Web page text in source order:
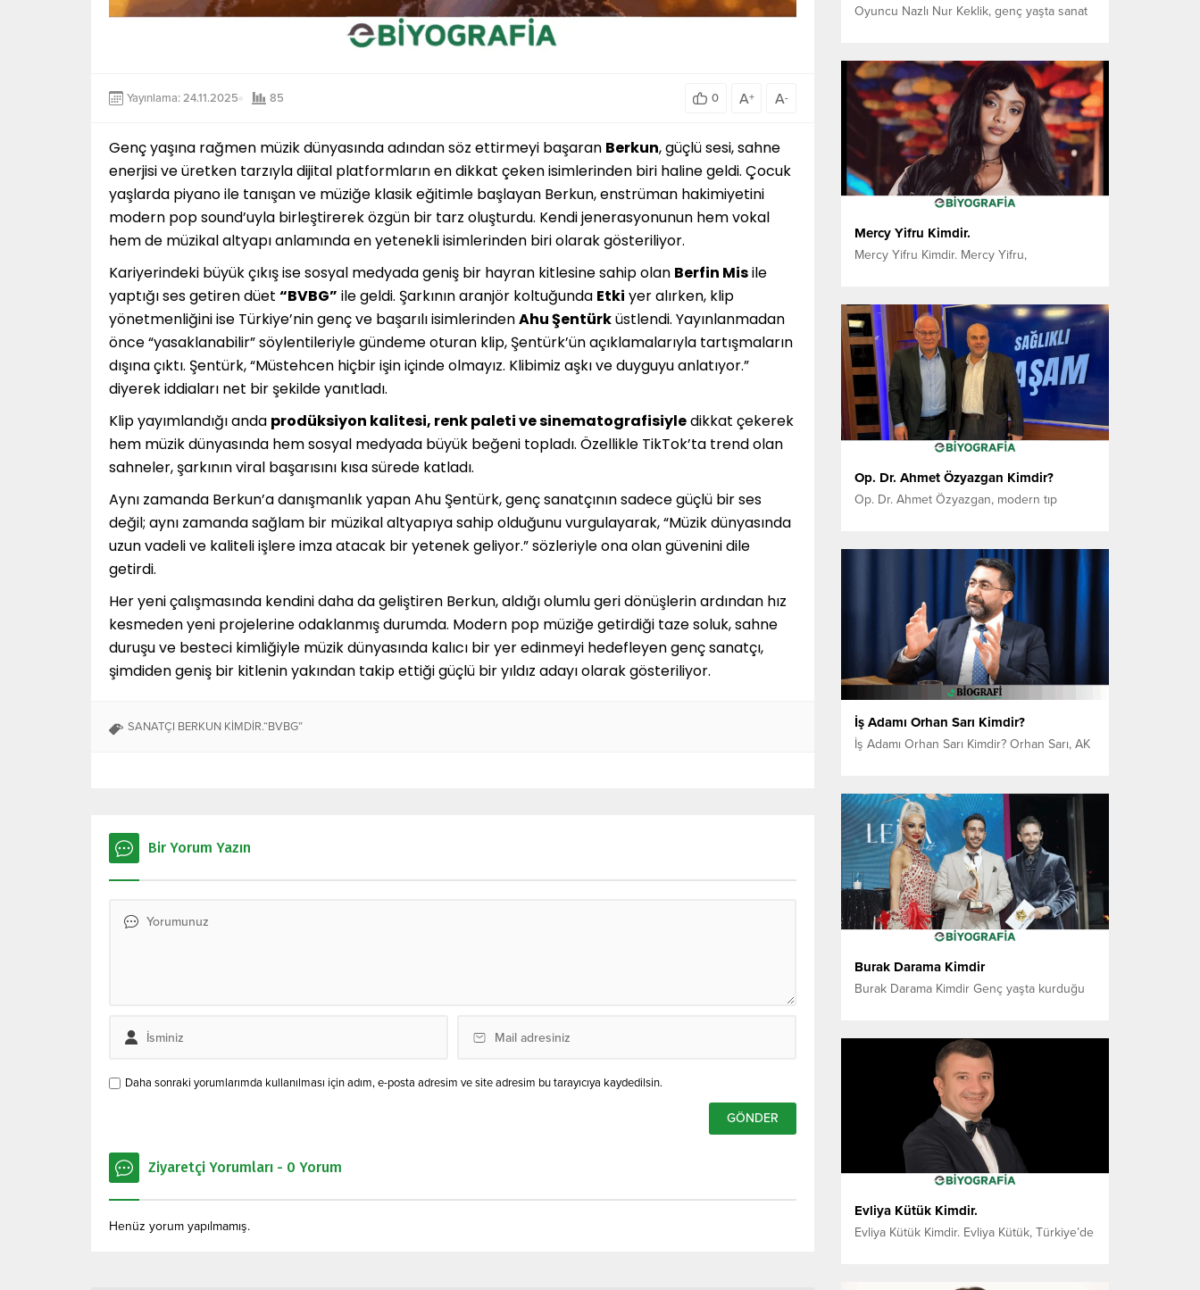
Yayınlama: 24.11.2025 85 0 A+ A-
Genç yaşına rağmen müzik dünyasında adından söz ettirmeyi başaran Berkun, güçlü sesi, sahne
enerjisi ve üretken tarzıyla dijital platformların en dikkat çeken isimlerinden biri haline geldi. Çocuk
yaşlarda piyano ile tanışan ve müziğe klasik eğitimle başlayan Berkun, enstrüman hakimiyetini
modern pop sound’uyla birleştirerek özgün bir tarz oluşturdu. Kendi jenerasyonunun hem vokal
hem de müzikal altyapı anlamında en yetenekli isimlerinden biri olarak gösteriliyor.
Kariyerindeki büyük çıkış ise sosyal medyada geniş bir hayran kitlesine sahip olan Berfin Misile
yaptığı ses getiren düet “BVBG” ile geldi. Şarkının aranjör koltuğunda Etki yer alırken, klip
yönetmenliğini ise Türkiye’nin genç ve başarılı isimlerindenAhu Şentürküstlendi. Yayınlanmadan
önce “yasaklanabilir” söylentileriyle gündeme oturan klip, Şentürk’ün açıklamalarıyla tartışmaların
dışına çıktı. Şentürk, “Müstehcen hiçbir işin içinde olmayız. Klibimiz aşkı ve duyguyu anlatıyor.”
diyerek iddiaları net bir şekilde yanıtladı.
Klip yayımlandığı anda prodüksiyon kalitesi, renk paleti ve sinematografisiyledikkat çekerek
hem müzik dünyasında hem sosyal medyada büyük beğeni topladı. Özellikle TikTok’ta trend olan
sahneler, şarkının viral başarısını kısa sürede katladı.
Aynı zamanda Berkun’a danışmanlık yapan Ahu Şentürk, genç sanatçının sadece güçlü bir ses
değil; aynı zamanda sağlam bir müzikal altyapıya sahip olduğunu vurgulayarak, “Müzik dünyasında
uzun vadeli ve kaliteli işlere imza atacak bir yetenek geliyor.” sözleriyle ona olan güvenini dile
getirdi.
Her yeni çalışmasında kendini daha da geliştiren Berkun, aldığı olumlu geri dönüşlerin ardından hız
kesmeden yeni projelerine odaklanmış durumda. Modern pop müziğe getirdiği taze soluk, sahne
duruşu ve besteci kimliğiyle müzik dünyasında kalıcı bir yer edinmeyi hedefleyen genç sanatçı,
şimdiden geniş bir kitlenin yakından takip ettiği güçlü bir yıldız adayı olarak gösteriliyor.
SANATÇI BERKUN KİMDİR.“BVBG”
Bir Yorum Yazın
Daha sonraki yorumlarımda kullanılması için adım, e-posta adresim ve site adresim bu tarayıcıya kaydedilsin.
Ziyaretçi Yorumları - 0 Yorum
Henüz yorum yapılmamış.
Oyuncu Nazlı Nur Keklik, genç yaşta sanat
olan ilgisiyle de öne çıkan çok yönlü bir
sanatçıdır. Ekran projelerindeki
çalışmalarıyla dikkat çeken Keklik, aynı
zamanda akademik eğitimini de oyunculuk
kariyeriyle birlikte sürdürerek halkla ilişkiler
ve reklamcılık alanında lisans eğitimini
tamamlamıştır....
Mercy Yifru Kimdir.
Mercy Yifru Kimdir. Mercy Yifru,
müzik dünyasına taze ve güçlü bir giriş
yapan yetenekli bir sanatçıdır. Gazi
Üniversitesi Uluslararası İlişkiler
bölümünden mezun olması, onun sanatsal
vizyonuna uluslararası bir boyut katmıştır.
Sanatsal Kimlik: Yifru’nun müziği, Etiyopya
ritimlerinin sıcaklığını modern müzik
elementleriyle harmanlayarak dinleyicilere...
Op. Dr. Ahmet Özyazgan Kimdir?
Op. Dr. Ahmet Özyazgan, modern tıp
kök hücre tedavileri başta olmak üzere
rejeneratif tıp alanındaki bilimsel
yaklaşımlarıyla dikkat çekmektedir. Tıp
eğitimini tamamladıktan sonra uzmanlık
alanında çalışmalarını sürdüren Op. Dr.
Ahmet Özyazgan, mesleki kariyeri boyunca
hasta odaklı yaklaşımı ve bilimsel verileri...
İş Adamı Orhan Sarı Kimdir?
İş Adamı Orhan Sarı Kimdir? Orhan Sarı, AK
ve yöneticidir. Türkiye genelinde bilgi
sistemleri altyapısının kurulmasında aktif
görev almış ve partinin teknolojik
dönüşümüne önemli katkılar sağlamıştır.
Parti İçindeki Rolü Sarı, partide güvenilen
ve saygı duyulan bir figürdür. Geçmişte...
Burak Darama Kimdir
Burak Darama Kimdir Genç yaşta kurduğu
bugün Darama Grup çatısı altında
uluslararası ölçekte dijital çözümler üretiyor.
Erken Dönem ve Eğitim Hayatı 15 Mart 2001
tarihinde İstanbul’un Bahçelievler ilçesinde
doğan Burak Darama, aslen Giresun’un
Alucra ilçesindendir. Dijital dünyaya olan
ilgisini erken yaşlarda keşfeden...
Evliya Kütük Kimdir.
Evliya Kütük Kimdir. Evliya Kütük, Türkiye’de
geçmişi ve yenilikçi yaklaşımıyla tanınan bir